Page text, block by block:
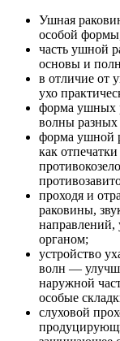
Ушная
особой
часть ушной
основы и
в отличие от
ухо
форма ушных
волны разных
форма ушной
как
проходя и
раковины,
направлений,
органом;
устройство
волн —
наружной
особые
слуховой